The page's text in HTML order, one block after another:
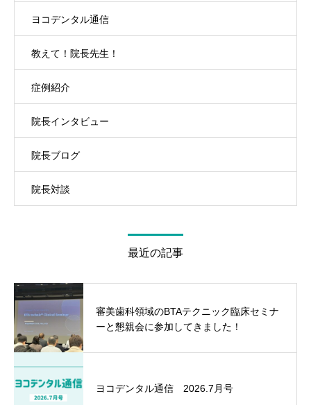
ヨコデンタル通信
教えて！院長先生！
症例紹介
院長インタビュー
院長ブログ
院長対談
最近の記事
審美歯科領域のBTAテクニック臨床セミナ
ーと懇親会に参加してきました！
ヨコデンタル通信 2026.7月号